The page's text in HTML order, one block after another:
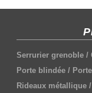
Serrurier grenoble /
Porte blindée /
Rideaux métallique /